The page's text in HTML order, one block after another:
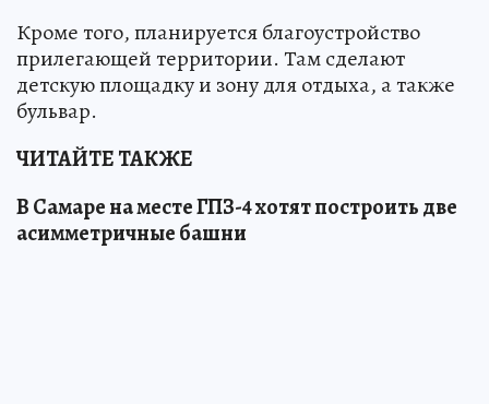
Кроме того, планируется благоустройство
прилегающей территории. Там сделают
детскую площадку и зону для отдыха, а также
бульвар.
ЧИТАЙТЕ ТАКЖЕ
В Самаре на месте ГПЗ-4 хотят построить две
асимметричные башни